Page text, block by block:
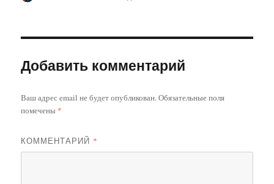
Добавить комментарий
Ваш адрес email не будет опубликован.Обязательные поля
помечены *
КОММЕНТАРИЙ *